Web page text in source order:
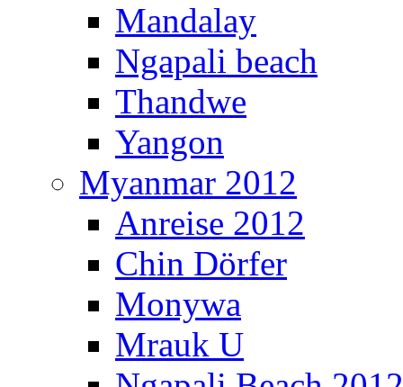
Mandalay
Ngapali beach
Thandwe
Yangon
Myanmar 2012
Anreise 2012
Chin Dörfer
Monywa
Mrauk U